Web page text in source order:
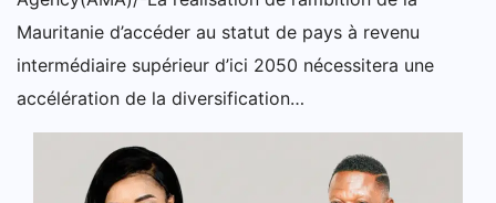
Mauritanie d’accéder au statut de pays à revenu
intermédiaire supérieur d’ici 2050 nécessitera une
accélération de la diversification…